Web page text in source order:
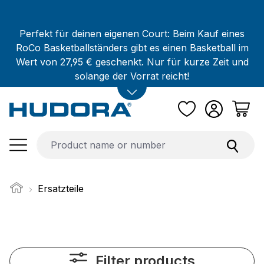
Perfekt für deinen eigenen Court: Beim Kauf eines
RoCo Basketballständers gibt es einen Basketball im
Wert von 27,95 € geschenkt. Nur für kurze Zeit und
solange der Vorrat reicht!
Ersatzteile
Filter products